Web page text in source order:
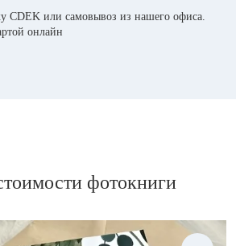
CDEK или самовывоз из нашего офиса.
онлайн
фотокниги